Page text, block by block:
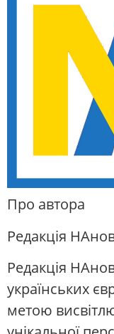
Про автора
Редакція
Редакція
українських
метою